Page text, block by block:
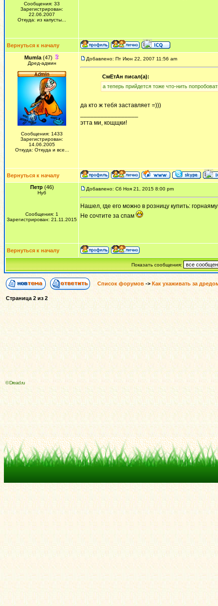
Сообщения: 33
Зарегистрирован:
22.06.2007
Откуда: из капусты...
Вернуться к началу
Mumla (47)
Дред-админ
Сообщения: 1433
Зарегистрирован:
14.06.2005
Откуда: Откуда и все...
Добавлено: Пт Июн 22, 2007 11:56 am
СмЕтАн писал(а):
а теперь прийдется тоже что-нить
да кто ж тебя заставляет =)))
этта ми, кощщки!
Вернуться к началу
Петр(46)
Нуб
Сообщения: 1
Зарегистрирован: 21.11.2015
Добавлено: Сб Ноя 21, 2015 8:00 pm
Нашел, где его можно в розницу купить:
Не сочтите за спам
Вернуться к началу
Показать сообщения:
Список форумов-> Как ухаживать за
Страница 2 из 2
© Dread.ru